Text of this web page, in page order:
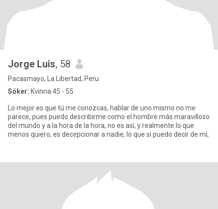
Jorge Luis, 58
Pacasmayo, La Libertad, Peru
Söker: Kvinna 45 - 55
Lo mejor es que tú me conozcas, hablar de uno mismo no me
parece, pues puedo describirme como el hombre más maravilloso
del mundo y a la hora de la hora, no es así, y realmente lo que
menos quiero, es decepcionar a nadie, lo que si puedo decir de mí,